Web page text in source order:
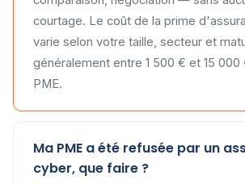
courtage. Le coût de la prime
varie selon votre taille, secteur et
généralement entre 1 500 € et 15 000
PME.
Ma PME a été refusée par un
cyber, que faire ?